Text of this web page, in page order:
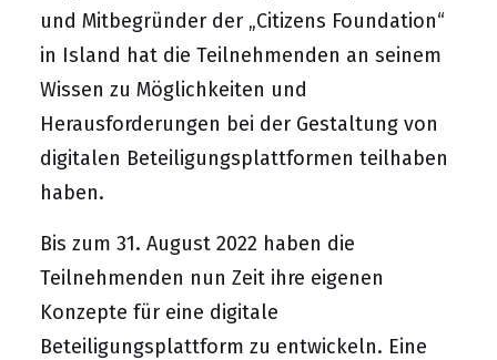
und Mitbegründer der „Citizens Foundation“
in Island hat die Teilnehmenden an seinem
Wissen zu Möglichkeiten und
Herausforderungen bei der Gestaltung von
digitalen Beteiligungsplattformen teilhaben
haben.
Bis zum 31. August 2022 haben die
Teilnehmenden nun Zeit ihre eigenen
Konzepte für eine digitale
Beteiligungsplattform zu entwickeln. Eine